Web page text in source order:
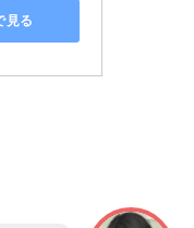
見る